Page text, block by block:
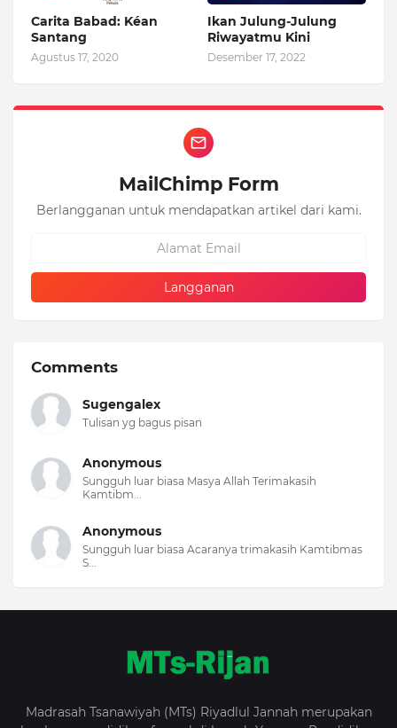
Carita Babad: Kéan
Santang
Agustus 17, 2020
Ikan Julung-Julung
Riwayatmu Kini
Desember 17, 2022
MailChimp Form
Berlangganan untuk mendapatkan artikel dari kami.
Comments
Sugengalex
Tulisan yg bagus pisan
Anonymous
Sungguh luar biasa Masya Allah Terimakasih
Kamtibm...
Anonymous
Sungguh luar biasa Acaranya trimakasih Kamtibmas
S...
Madrasah Tsanawiyah (MTs) Riyadlul Jannah merupakan